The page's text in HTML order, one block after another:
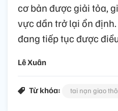
cơ bản được giải tỏa,
vực dần trở lại ổn
đang tiếp tục được
Lê Xuân
Từ khóa: tai nạn giao